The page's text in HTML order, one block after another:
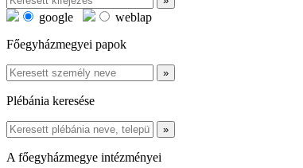
google
weblap
Főegyházmegyei papok
Plébánia keresése
A főegyházmegye intézményei